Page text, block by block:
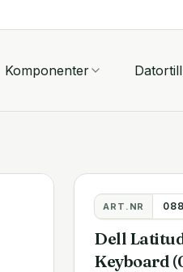
Komponenter
ART.NR
Dell
Keyboard